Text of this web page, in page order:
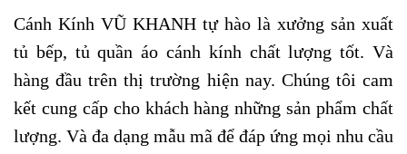
Cánh Kính VŨ KHANH tự hào là xưởng sản xuất
tủ bếp, tủ quần áo cánh kính chất lượng tốt. Và
hàng đầu trên thị trường hiện nay. Chúng tôi cam
kết cung cấp cho khách hàng những sản phẩm chất
lượng. Và đa dạng mẫu mã để đáp ứng mọi nhu cầu